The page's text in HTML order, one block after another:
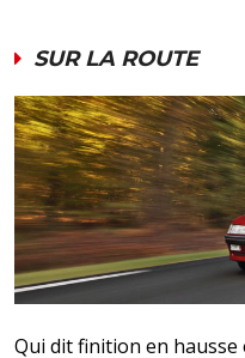
SUR LA ROUTE
Qui dit finition en